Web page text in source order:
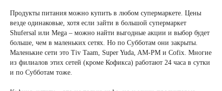
Продукты питания можно купить в любом супермаркете. Цены
везде одинаковые, хотя если зайти в большой супермаркет
Shufersal или Меgа – можно найти выгодные акции и выбор будет
больше, чем в маленьких сетях. Но по Субботам они закрыты.
Маленькие сети это Tiv Taam, Super Yuda, AM-PM и Cofix. Многие
из филиалов этих сетей (кроме Кофикса) работают 24 часа в сутки
и по Субботам тоже.